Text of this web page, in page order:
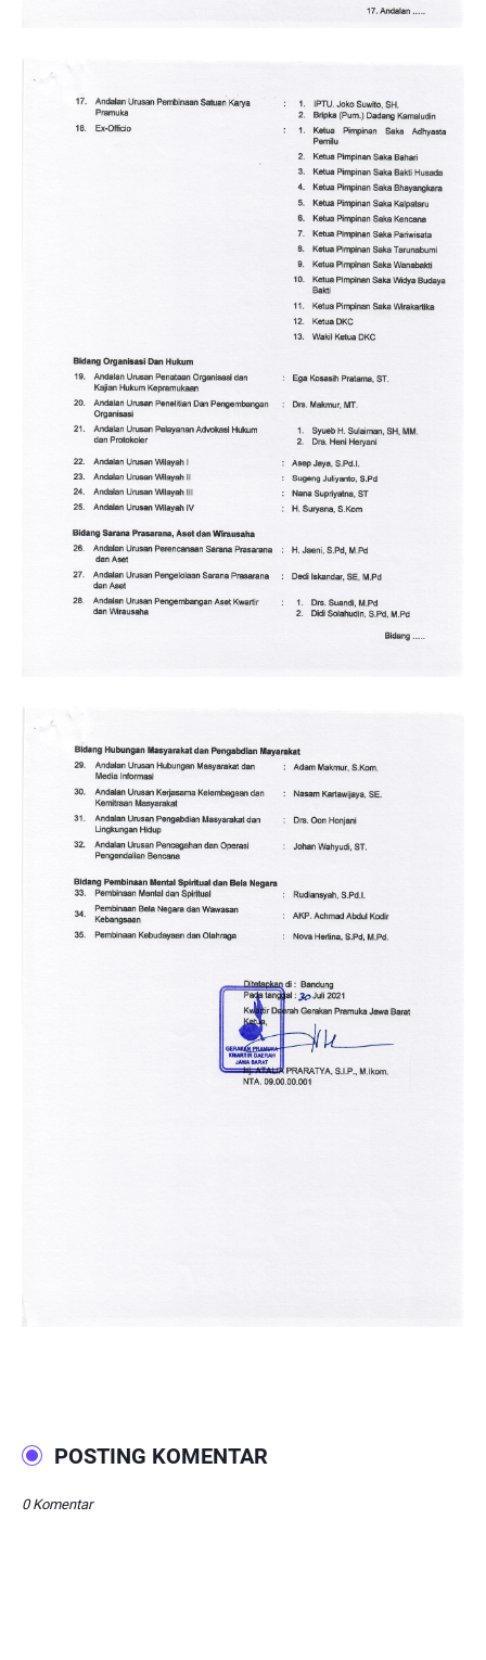
POSTING KOMENTAR
0 Komentar